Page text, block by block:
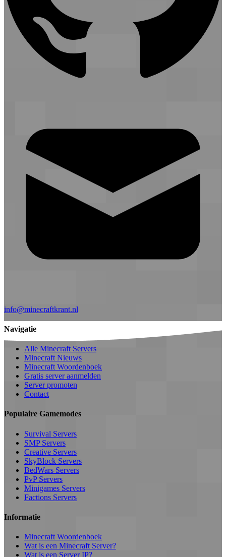
info@minecraftkrant.nl
Navigatie
Alle Minecraft Servers
Minecraft Nieuws
Minecraft Woordenboek
Gratis server aanmelden
Server promoten
Contact
Populaire Gamemodes
Survival Servers
SMP Servers
Creative Servers
SkyBlock Servers
BedWars Servers
PvP Servers
Minigames Servers
Factions Servers
Informatie
Minecraft Woordenboek
Wat is een Minecraft Server?
Wat is een Server IP?